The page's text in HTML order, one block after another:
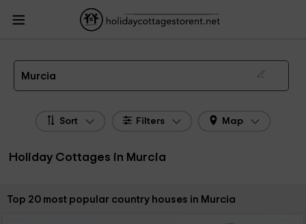
HolidayCottagesToRent.net
The 462 best holiday cottages & country houses in Murcia in 2026
Murcia
Sort Filters Map
Holiday Cottages in Murcia
Sort by:
Top 20 most popular country houses in Murcia